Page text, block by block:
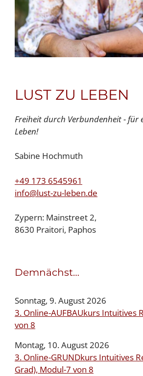
LUST ZU LEBEN
Freiheit durch Verbundenheit - für
Leben!
Sabine Hochmuth
+49 173 6545961
info@lust-zu-leben.de
Zypern: Mainstreet 2,
8630 Praitori, Paphos
Demnächst…
Sonntag, 9. August 2026
3. Online-AUFBAUkurs Intuitives
von 8
Montag, 10. August 2026
3. Online-GRUNDkurs Intuitives
Grad), Modul-7 von 8